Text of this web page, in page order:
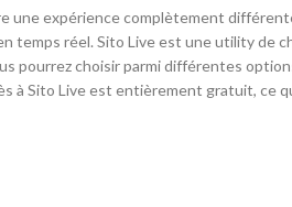
une expérience complètement
temps réel. Sito Live est une utility de
pourrez choisir parmi différentes
à Sito Live est entièrement gratuit, ce